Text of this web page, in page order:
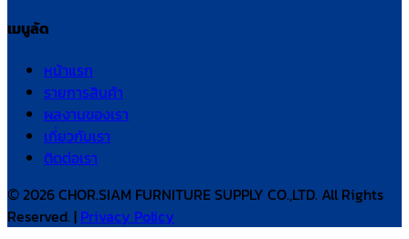
เมนูลัด
หน้าแรก
รายการสินค้า
ผลงานของเรา
เกี่ยวกับเรา
ติดต่อเรา
© 2026 CHOR.SIAM FURNITURE SUPPLY CO.,LTD. All Rights
Reserved. | Privacy Policy